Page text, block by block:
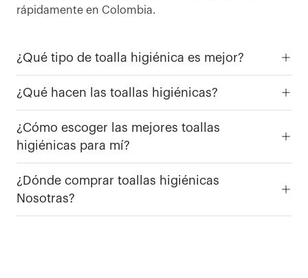
rápidamente en Colombia.
¿Qué tipo de toalla higiénica es mejor?
¿Qué hacen las toallas higiénicas?
¿Cómo escoger las mejores toallas
higiénicas para mí?
¿Dónde comprar toallas higiénicas
Nosotras?